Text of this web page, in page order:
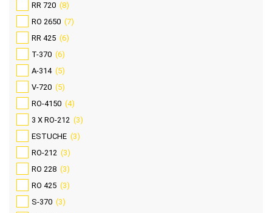
RR 720 (8)
RO 2650 (7)
RR 425 (6)
T-370 (6)
A-314 (5)
V-720 (5)
RO-4150 (4)
3 X RO-212 (3)
ESTUCHE (3)
RO-212 (3)
RO 228 (3)
RO 425 (3)
S-370 (3)